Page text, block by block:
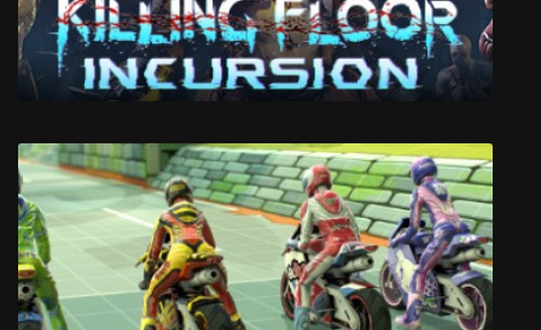
Killing Floor: Incursion